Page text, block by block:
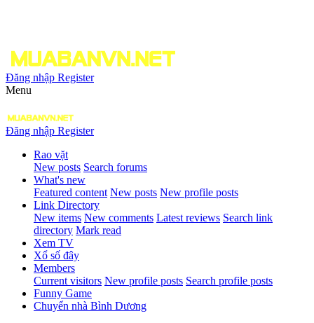
Đăng nhập Register
Menu
Đăng nhập Register
Rao vặt
New posts Search forums
What's new
Featured content New posts New profile posts
Link Directory
New items New comments Latest reviews Search link
directory Mark read
Xem TV
Xổ số đây
Members
Current visitors New profile posts Search profile posts
Funny Game
Chuyển nhà Bình Dương